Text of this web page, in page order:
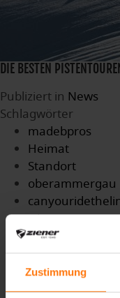
Zustimmung
DIE BESTEN
Publiziert in News
Schlagwörter
madebpros
Heimat
Standort
oberammergau
winter
Skisaison
winterseason
winterison
Ziener